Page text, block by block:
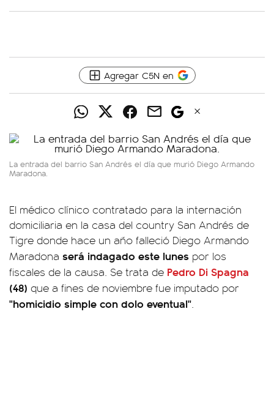
Agregar C5N en
La entrada del barrio San Andrés el día que murió Diego Armando
Maradona.
El médico clínico contratado para la internación
domiciliaria en la casa del country San Andrés de
Tigre donde hace un año falleció Diego Armando
Maradona será indagado este lunes por los
fiscales de la causa. Se trata de Pedro Di Spagna
(48) que a fines de noviembre fue imputado por
"homicidio simple con dolo eventual".